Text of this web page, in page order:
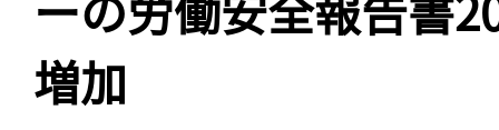
増加